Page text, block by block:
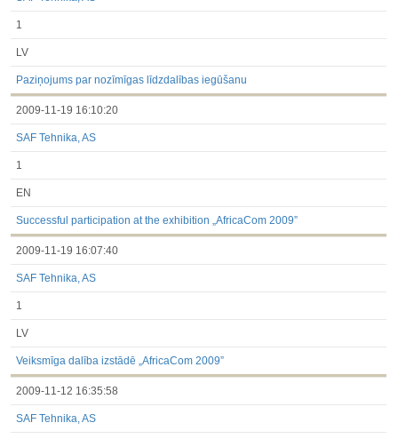
1
LV
Paziņojums par nozīmīgas līdzdalības iegūšanu
2009-11-19 16:10:20
SAF Tehnika, AS
1
EN
Successful participation at the exhibition „AfricaCom 2009”
2009-11-19 16:07:40
SAF Tehnika, AS
1
LV
Veiksmīga dalība izstādē „AfricaCom 2009”
2009-11-12 16:35:58
SAF Tehnika, AS